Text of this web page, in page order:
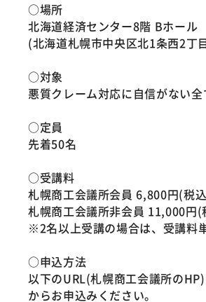
○場所
北海道経済センター8階 Bホール
(北海道札幌市中央区北1条西2丁
○対象
悪質クレーム対応に自信がない
○定員
先着50名
○受講料
札幌商工会議所会員 6,800円(税
札幌商工会議所非会員 11,000円(
※2名以上受講の場合は、受講料
○申込方法
以下のURL(札幌商工会議所の
からお申込みください。